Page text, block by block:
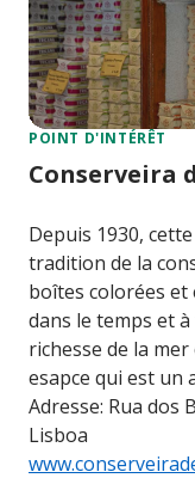
POINT D'INTÉRÊT
Conserveira
Depuis 1930,
tradition de la
boîtes colorées et
dans le temps et
richesse de la
esapce qui est un
Adresse: Rua dos
Lisboa